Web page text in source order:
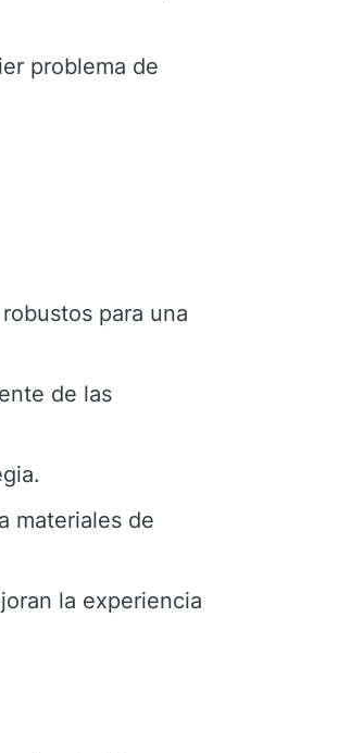
problema de
para una
de las
materiales de
la experiencia